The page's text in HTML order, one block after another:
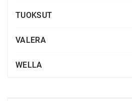
TUOKSUT
VALERA
WELLA